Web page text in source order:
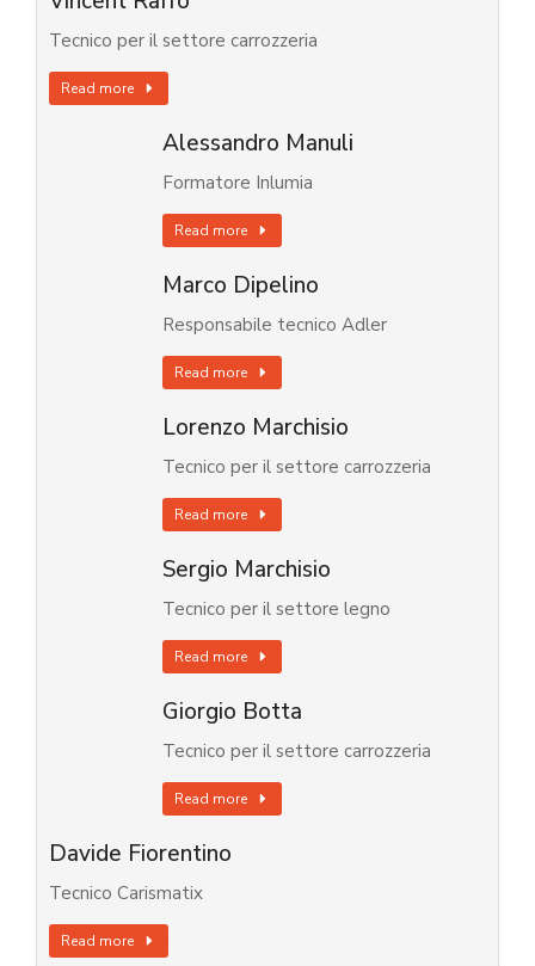
Tecnico per il settore carrozzeria
Read more
Alessandro Manuli
Formatore Inlumia
Read more
Marco Dipelino
Responsabile tecnico Adler
Read more
Lorenzo Marchisio
Tecnico per il settore carrozzeria
Read more
Sergio Marchisio
Tecnico per il settore legno
Read more
Giorgio Botta
Tecnico per il settore carrozzeria
Read more
Davide Fiorentino
Tecnico Carismatix
Read more